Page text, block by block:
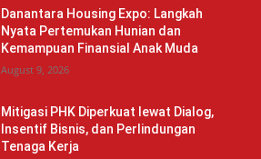
Danantara Housing Expo: Langkah
Nyata Pertemukan Hunian dan
Kemampuan Finansial Anak Muda
August 9, 2026
Mitigasi PHK Diperkuat lewat Dialog,
Insentif Bisnis, dan Perlindungan
Tenaga Kerja